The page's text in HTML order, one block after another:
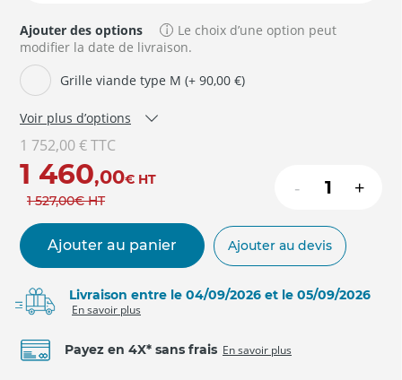
Ajouter des options
Le choix d’une option peut
modifier la date de livraison.
Grille viande type M (+ 90,00 €)
Voir plus d’options
1 752,00 €TTC
1 460,00€ HT
1 527,00€ HT
- +
Ajouter au panier Ajouter au devis
Livraison entre le 04/09/2026 et le 05/09/2026
En savoir plus
Payez en 4X* sans frais En savoir plus